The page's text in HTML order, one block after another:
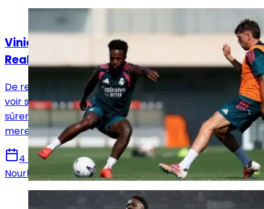
Actualités
Vinicius Jr prêt à faire un geste envers le
Real Madrid ?
De retour cette semaine à Valdebebas, Vinicius Jr va
voir son avenir ou la fin de son aventure au Real Madrid
sûrement s'écrire cette semaine dans les bureaux
merengues.
4 août 2026
Nourhane Haroui